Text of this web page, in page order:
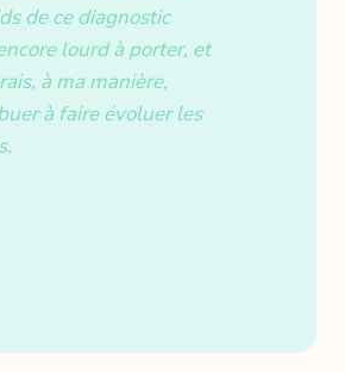
de ce diagnostic
lourd à porter, et
à ma manière,
à faire évoluer les